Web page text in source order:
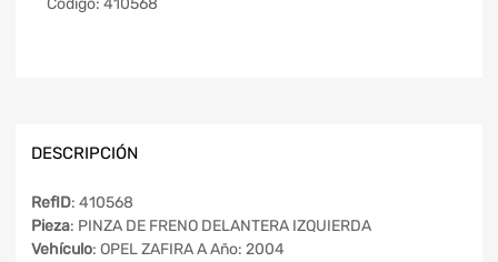
DESCRIPCIÓN
RefID: 410568
Pieza: PINZA DE FRENO DELANTERA IZQUIERDA
Vehículo: OPEL ZAFIRA A Año: 2004